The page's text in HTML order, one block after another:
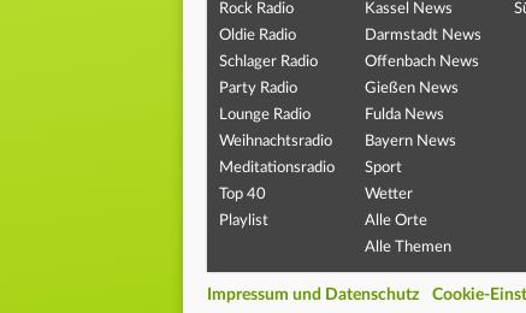
Rock Radio
Oldie Radio
Schlager Radio
Party Radio
Lounge Radio
Weihnachtsradio
Meditationsradio
Top 40
Playlist
Kassel News
Darmstadt News
Offenbach News
Gießen News
Fulda News
Bayern News
Sport
Wetter
Alle Orte
Alle Themen
Impressum und Datenschutz Cookie-